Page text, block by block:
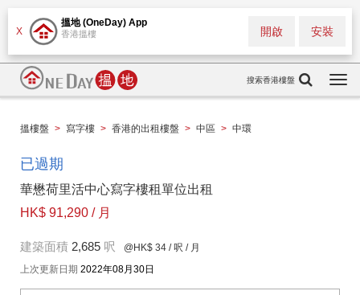
X
搵地 (OneDay) App
香港搵樓 安裝
開啟
搜索香港樓盤
搵樓盤 > 寫字樓 > 香港的出租樓盤 > 中區 > 中環
已過期
華懋荷里活中心寫字樓租單位出租
HK$ 91,290 / 月
建築面積 2,685 呎 @HK$ 34 / 呎 / 月
上次更新日期 2022年08月30日